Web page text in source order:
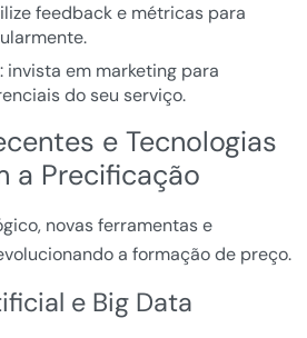
feedback e métricas para
: invista em marketing para
do seu serviço.
e Tecnologias
a Precificação
novas ferramentas e
a formação de preço.
e Big Data